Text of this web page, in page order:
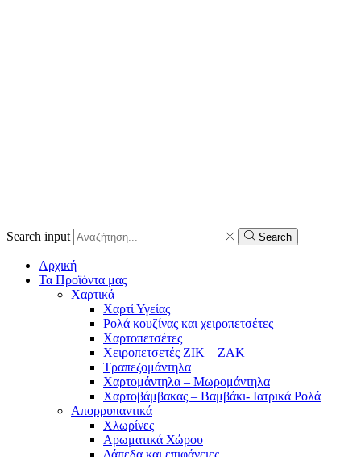
Search input Search
Αρχική
Τα Προϊόντα μας
Χαρτικά
Χαρτί Υγείας
Ρολά κουζίνας και χειροπετσέτες
Χαρτοπετσέτες
Χειροπετσετές ΖΙΚ – ΖΑΚ
Τραπεζομάντηλα
Χαρτομάντηλα – Μωρομάντηλα
Χαρτοβάμβακας – Βαμβάκι- Ιατρικά Ρολά
Απορρυπαντικά
Χλωρίνες
Αρωματικά Χώρου